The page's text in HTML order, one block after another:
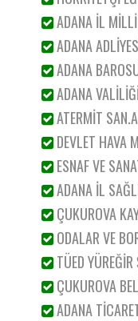
ADANA İL
ADANA
ADANA
ADANA
ATERMİT
DEVLET HAVA
ESNAF VE
ADANA İL
ÇUKUROVA
ODALAR VE
TÜED YÜREĞİR
ÇUKUROVA
ADANA